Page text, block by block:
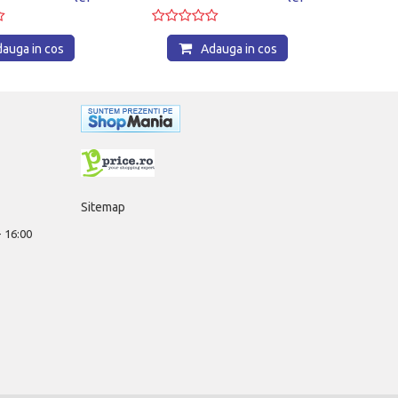
in cos Adauga in cos
16:00
Sitemap